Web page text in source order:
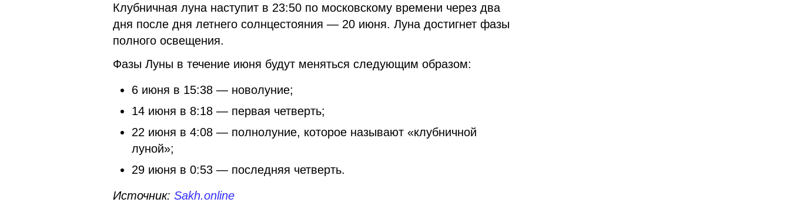
Клубничная луна наступит в 23:50 по московскому времени через два
дня после дня летнего солнцестояния — 20 июня. Луна достигнет фазы
полного освещения.
Фазы Луны в течение июня будут меняться следующим образом:
6 июня в 15:38 — новолуние;
14 июня в 8:18 — первая четверть;
22 июня в 4:08 — полнолуние, которое называют «клубничной
луной»;
29 июня в 0:53 — последняя четверть.
Источник: Sakh.online